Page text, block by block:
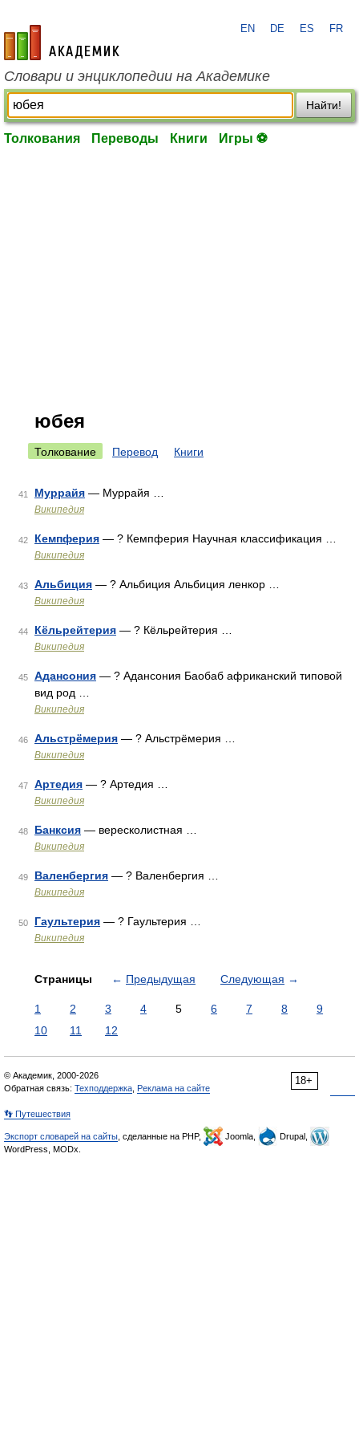
academic.ru
EN DE ES FR
Словари и энциклопедии на Академике
Найти!
Толкования Переводы Книги Игры ⚽
юбея
Толкование Перевод Книги
41 Муррайя — Муррайя …
Википедия
42 Кемпферия — ? Кемпферия Научная классификация …
Википедия
43 Альбиция — ? Альбиция Альбиция ленкор …
Википедия
44 Кёльрейтерия — ? Кёльрейтерия …
Википедия
45 Адансония — ? Адансония Баобаб африканский типовой
вид род …
Википедия
46 Альстрёмерия — ? Альстрёмерия …
Википедия
47 Артедия — ? Артедия …
Википедия
48 Банксия — вересколистная …
Википедия
49 Валенбергия — ? Валенбергия …
Википедия
50 Гаультерия — ? Гаультерия …
Википедия
Страницы ← Предыдущая Следующая →
1 2 3 4 5 6 7 8
9
10
11 12
18+
© Академик, 2000-2026
Обратная связь: Техподдержка Реклама на сайте
👣 Путешествия
Экспорт словарей на сайты , сделанные на PHP, Joomla,
Drupal,
WordPress, MODx.